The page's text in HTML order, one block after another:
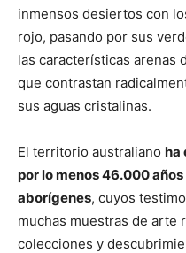
inmensos desiertos con
rojo, pasando por sus
las características arenas
que contrastan
sus aguas cristalinas.
El territorio australiano ha
por lo menos 46.000
aborígenes, cuyos
muchas muestras de arte
colecciones y